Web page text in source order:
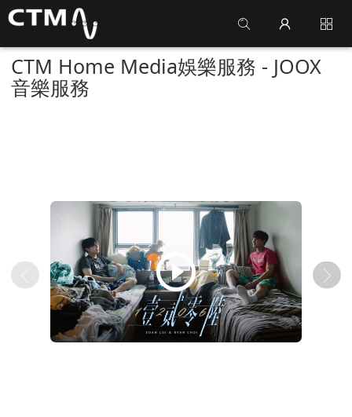
CTM Home Media娛樂服務 - JOOX
音樂服務
